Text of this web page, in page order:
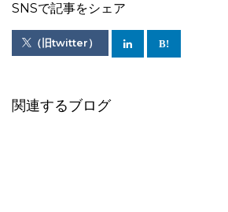
SNSで記事をシェア
（旧twitter）
関連するブログ